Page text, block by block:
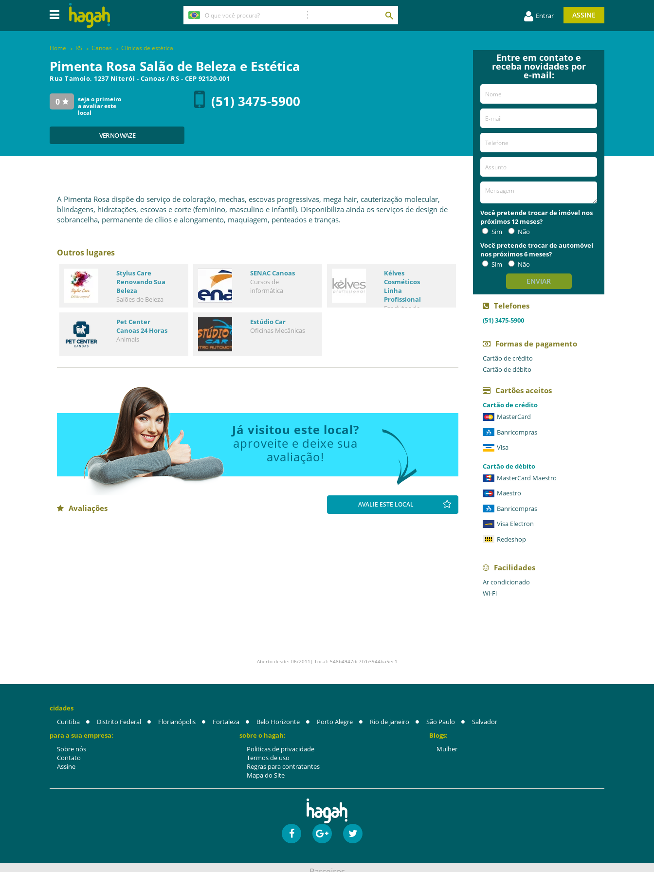
Entrar ASSINE
Home RS Canoas Clínicas de estética
Pimenta Rosa Salão de Beleza e Estética
Rua Tamoio, 1237 Niterói - Canoas / RS - CEP 92120-001
0
seja o primeiro
a avaliar este
local
(51) 3475-5900
VER NO WAZE
A Pimenta Rosa dispõe do serviço de coloração, mechas, escovas progressivas, mega hair, cauterização molecular,
blindagens, hidratações, escovas e corte (feminino, masculino e infantil). Disponibiliza ainda os serviços de design de
sobrancelha, permanente de cílios e alongamento, maquiagem, penteados e tranças.
Outros lugares
Stylus Care
Renovando Sua
Beleza
Salões de Beleza
SENAC Canoas
Cursos de
informática
Kélves
Cosméticos
Linha
Profissional
Produtos de
Pet Center
Canoas 24 Horas
Animais
Estúdio Car
Oficinas Mecânicas
Já visitou este local?
aproveite e deixe sua
avaliação!
Avaliações AVALIE ESTE LOCAL
Entre em contato e
receba novidades por
e-mail:
Você pretende trocar de imóvel nos
próximos 12 meses?
Sim
Não
Você pretende trocar de automóvel
nos próximos 6 meses?
Sim
Não
ENVIAR
Telefones
(51) 3475-5900
Formas de pagamento
Cartão de crédito
Cartão de débito
Cartões aceitos
Cartão de crédito
MasterCard
Banricompras
Visa
Cartão de débito
MasterCard Maestro
Maestro
Banricompras
Visa Electron
Redeshop
Facilidades
Ar condicionado
Wi-Fi
Aberto desde: 06/2011| Local: 548b4947dc7f7b3944ba5ec1
cidades
Curitiba
Distrito Federal Florianópolis Fortaleza Belo Horizonte Porto Alegre Rio de janeiro São Paulo
Salvador
para a sua empresa:
Sobre nós
Contato
Assine
sobre o hagah:
Politicas de privacidade
Termos de uso
Regras para contratantes
Mapa do Site
Blogs:
Mulher